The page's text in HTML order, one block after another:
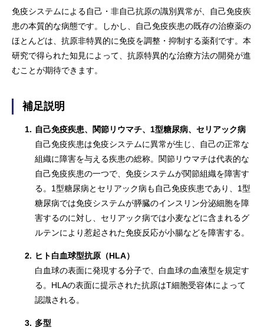
免疫システムによる自己・非自己抗原の識別異常が、自己免疫疾
患の本質的な病態です。しかし、自己免疫疾患の既存の治療薬の
ほとんどは、抗原非特異的に免疫を調整・抑制する薬剤です。本
研究で得られた知見によって、抗原特異的な治療方法の開発が進
むことが期待できます。
補足説明
1. 自己免疫疾患、関節リウマチ、1型糖尿病、セリアック病
自己免疫疾患は免疫システムに異常が生じ、自己の正常な
組織に障害を与える疾患の総称。関節リウマチは代表的な
自己免疫疾患の一つで、免疫システムが関節組織を障害す
る。1型糖尿病とセリアック病も自己免疫疾患であり、1型
糖尿病では免疫システムが膵臓のインスリン分泌細胞を障
害するのに対し、セリアック病では小麦などに含まれるグ
ルテンにより惹起された免疫反応が小腸などを障害する。
2. ヒト白血球型抗原（HLA）
白血球の表面に発現する分子で、白血球の血液型を規定す
る。HLAの表面に提示された抗原はT細胞受容体によって
認識される。
3. 多型